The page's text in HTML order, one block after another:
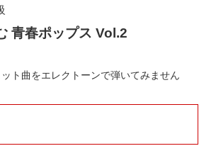
青春ポップス Vol.2
ト曲をエレクトーンで弾いてみません